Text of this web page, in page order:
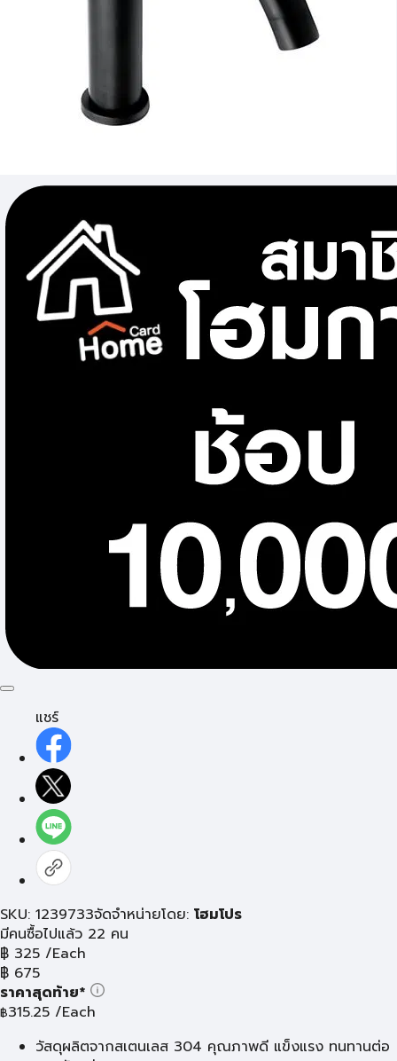
แชร์
SKU: 1239733จัดจำหน่ายโดย: โฮมโปร
มีคนซื้อไปแล้ว 22 คน
฿ 325 /Each
฿ 675
ราคาสุดท้าย*
฿315.25 /Each
วัสดุผลิตจากสเตนเลส 304 คุณภาพดี แข็งแรง ทนทานต่อ